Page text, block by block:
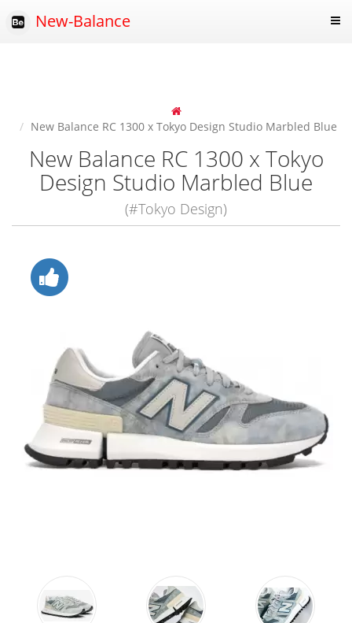
New-Balance
New Balance RC 1300 x Tokyo Design Studio Marbled Blue
New Balance RC 1300 x Tokyo
Design Studio Marbled Blue
(#Tokyo Design)